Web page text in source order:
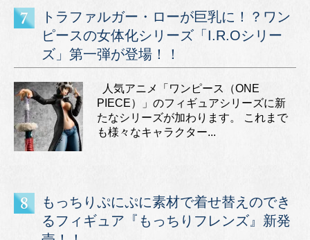
トラファルガー・ローが巨乳に！？ワン
ピースの女体化シリーズ「I.R.Oシリー
ズ」第一弾が登場！！
人気アニメ「ワンピース（ONE
PIECE）」のフィギュアシリーズに新
たなシリーズが加わります。 これまで
も様々なキャラクター...
もっちりぷにぷに素材で着せ替えのでき
るフィギュア『もっちりフレンズ』新発